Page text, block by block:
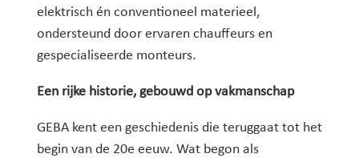
elektrisch én conventioneel materieel,
ondersteund door ervaren chauffeurs en
gespecialiseerde monteurs.
Een rijke historie, gebouwd op vakmanschap
GEBA kent een geschiedenis die teruggaat tot het
begin van de 20e eeuw. Wat begon als